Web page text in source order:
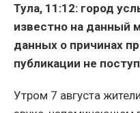
Тула, 11:12: город
известно на данный
данных о причинах
публикации не
Утром 7 августа